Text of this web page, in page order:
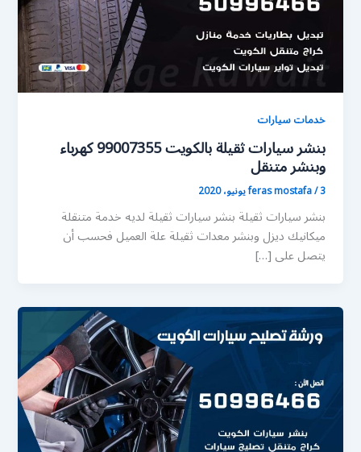
خدمات سيارات
بنشر سيارات ثقيلة بالكويت 99007355 كهرباء
وبنشر متنقل
feras mostafa/3 يونيو، 2020
بنشر سيارات ثقيلة بنشر سيارات ثقيلة لديه خدمة متنقلة
ميكانيك ديزل وبنشر معدات ثقيلة علة العميل فحسب أن
يتصل على […]